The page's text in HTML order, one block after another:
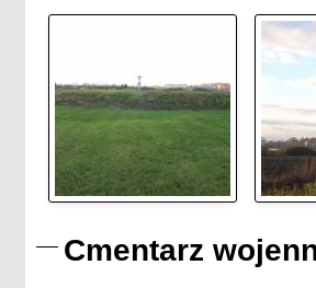
Cmentarz